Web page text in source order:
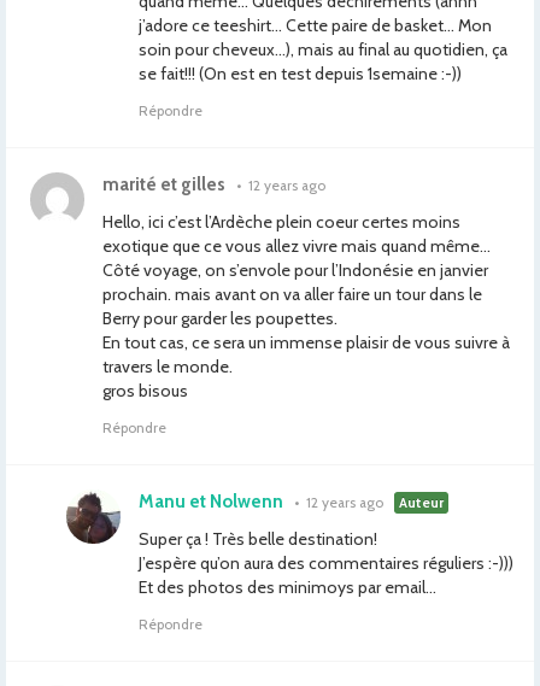
j’adore ce teeshirt… Cette paire de basket… Mon
soin pour cheveux…), mais au final au quotidien, ça
se fait!!! (On est en test depuis 1semaine :-))
Répondre
marité et gilles • 12 years ago
Hello, ici c’est l’Ardèche plein coeur certes moins
exotique que ce vous allez vivre mais quand même…
Côté voyage, on s’envole pour l’Indonésie en janvier
prochain. mais avant on va aller faire un tour dans le
Berry pour garder les poupettes.
En tout cas, ce sera un immense plaisir de vous suivre à
travers le monde.
gros bisous
Répondre
Manu et Nolwenn • 12 years ago Auteur
Super ça ! Très belle destination!
J’espère qu’on aura des commentaires réguliers :-)))
Et des photos des minimoys par email…
Répondre